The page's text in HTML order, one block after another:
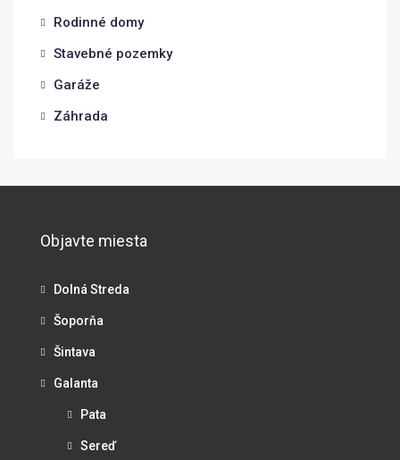
Rodinné domy
Stavebné pozemky
Garáže
Záhrada
Objavte miesta
Dolná Streda
Šoporňa
Šintava
Galanta
Pata
Sereď